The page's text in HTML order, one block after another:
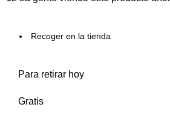
Recoger en la tienda
Para retirar hoy
Gratis